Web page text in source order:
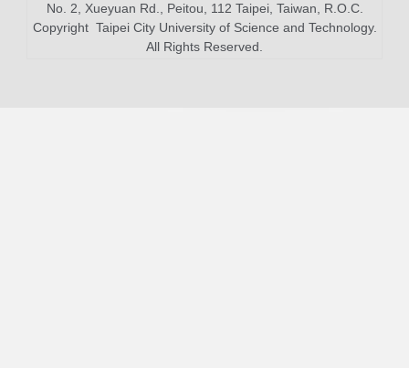
No. 2, Xueyuan Rd., Peitou, 112 Taipei, Taiwan, R.O.C.
Copyright Taipei City University of Science and Technology.
All Rights Reserved.